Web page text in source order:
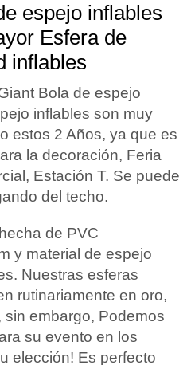
espejo inflables
Esfera de
inflables
Bola de espejo
inflables son muy
estos 2 Años, ya que es
la decoración, Feria
Estación T. Se puede
del techo.
de PVC
y material de espejo
Nuestras esferas
rutinariamente en oro,
sin embargo, Podemos
su evento en los
elección! Es perfecto